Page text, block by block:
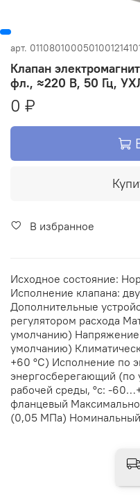
арт.
Клапан
фл., ≈220 В, 50 Гц,
0 ₽
В избранное
Исходное состояние:
Исполнение клапана:
Дополнительные
регулятором расхода
умолчанию)
умолчанию)
+60 °С) Исполнение по
энергосберегающий (по
рабочей среды, °с: -
фланцевый
(0,05 МПа)